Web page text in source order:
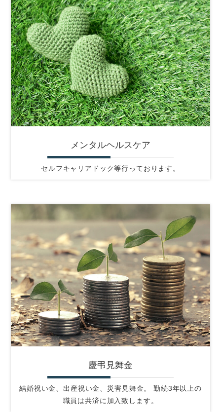
メンタルヘルスケア
セルフキャリアドック等行っております。
慶弔見舞金
結婚祝い金、出産祝い金、災害見舞金。 勤続3年以上の
職員は共済に加入致します。